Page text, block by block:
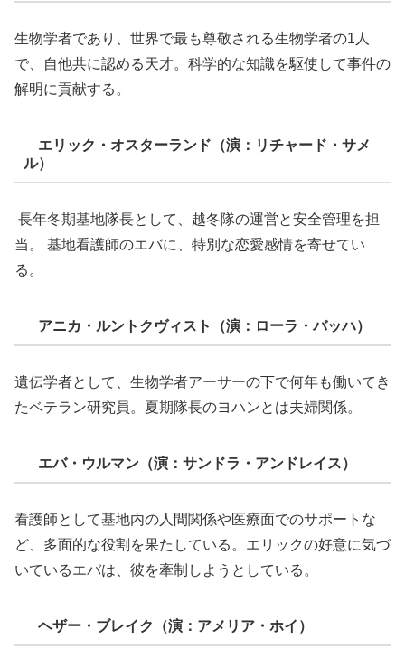
生物学者であり、世界で最も尊敬される生物学者の1人
で、自他共に認める天才。科学的な知識を駆使して事件の
解明に貢献する。
エリック・オスターランド（演：リチャード・サメ
ル）
長年冬期基地隊長として、越冬隊の運営と安全管理を担
当。 基地看護師のエバに、特別な恋愛感情を寄せてい
る。
アニカ・ルントクヴィスト（演：ローラ・バッハ）
遺伝学者として、生物学者アーサーの下で何年も働いてき
たベテラン研究員。夏期隊長のヨハンとは夫婦関係。
エバ・ウルマン（演：サンドラ・アンドレイス）
看護師として基地内の人間関係や医療面でのサポートな
ど、多面的な役割を果たしている。エリックの好意に気づ
いているエバは、彼を牽制しようとしている。
ヘザー・ブレイク（演：アメリア・ホイ）